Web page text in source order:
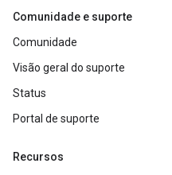
Comunidade e suporte
Comunidade
Visão geral do suporte
Status
Portal de suporte
Recursos